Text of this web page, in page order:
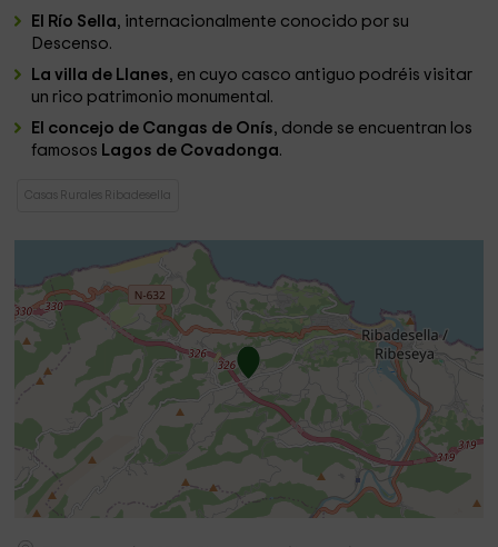
El Río Sella, internacionalmente conocido por su
Descenso.
La villa de Llanes, en cuyo casco antiguo podréis visitar
un rico patrimonio monumental.
El concejo de Cangas de Onís, donde se encuentran los
famosos Lagos de Covadonga.
Casas Rurales Ribadesella